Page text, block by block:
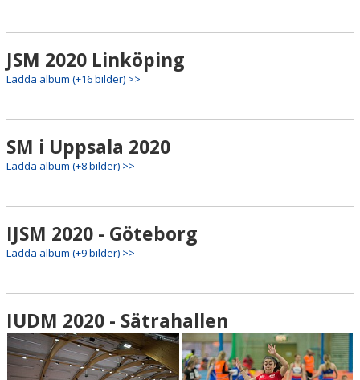
JSM 2020 Linköping
Ladda album (+16 bilder) >>
SM i Uppsala 2020
Ladda album (+8 bilder) >>
IJSM 2020 - Göteborg
Ladda album (+9 bilder) >>
IUDM 2020 - Sätrahallen